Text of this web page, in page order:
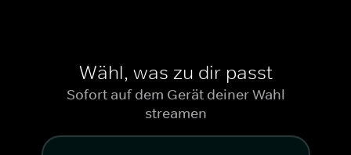
Wähl, was zu dir passt
Sofort auf dem Gerät deiner Wahl
streamen